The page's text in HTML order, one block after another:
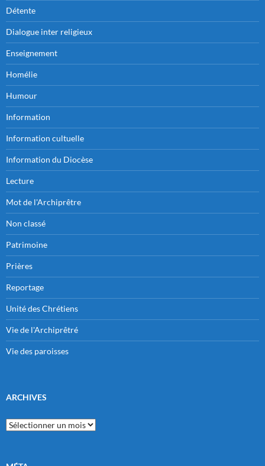
Détente
Dialogue inter religieux
Enseignement
Homélie
Humour
Information
Information cultuelle
Information du Diocèse
Lecture
Mot de l'Archiprêtre
Non classé
Patrimoine
Prières
Reportage
Unité des Chrétiens
Vie de l'Archiprêtré
Vie des paroisses
ARCHIVES
Archives